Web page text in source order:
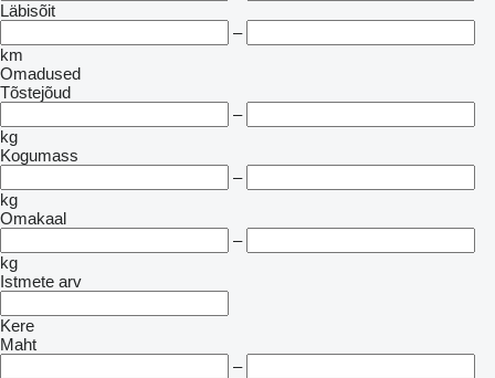
Läbisõit
–
km
Omadused
Tõstejõud
–
kg
Kogumass
–
kg
Omakaal
–
kg
Istmete arv
Kere
Maht
–